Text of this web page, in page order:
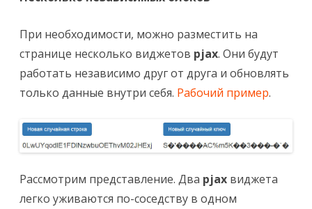
При необходимости, можно разместить на
странице несколько виджетов pjax. Они будут
работать независимо друг от друга и обновлять
только данные внутри себя. Рабочий пример.
Рассмотрим представление. Два pjax виджета
легко уживаются по-соседству в одном